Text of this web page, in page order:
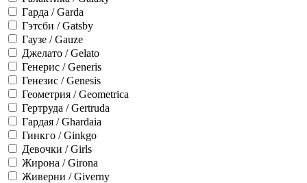
Гарда / Garda
Гэтсби / Gatsby
Гаузе / Gauze
Джелато / Gelato
Генерис / Generis
Генезис / Genesis
Геометрия / Geometrica
Гертруда / Gertruda
Гардая / Ghardaia
Гинкго / Ginkgo
Девочки / Girls
Жирона / Girona
Живерни / Giverny